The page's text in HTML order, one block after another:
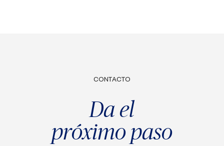
CONTACTO
Da el
próximo paso